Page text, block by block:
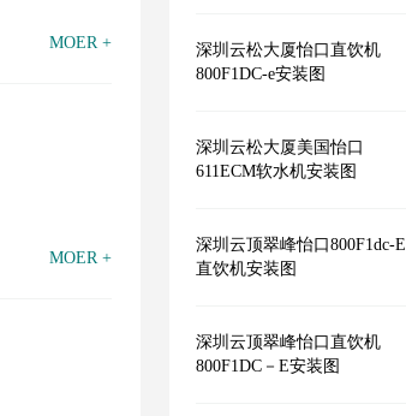
MOER +
MOER +
深圳云松大厦怡口直饮机
800F1DC-e安装图
深圳云松大厦美国怡口
611ECM软水机安装图
深圳云顶翠峰怡口800F1dc-E
直饮机安装图
深圳云顶翠峰怡口直饮机
800F1DC－E安装图